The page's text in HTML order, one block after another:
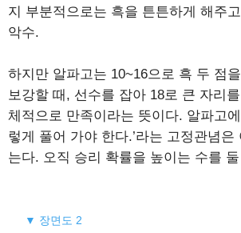
지 부분적으로는 흑을 튼튼하게 해주
악수.
하지만 알파고는 10~16으로 흑 두 점
보강할 때, 선수를 잡아 18로 큰 자리
체적으로 만족이라는 뜻이다. 알파고에
렇게 풀어 가야 한다.’라는 고정관념
는다. 오직 승리 확률을 높이는 수를
▼ 장면도 2